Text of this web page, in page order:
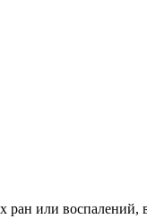
или воспалений,